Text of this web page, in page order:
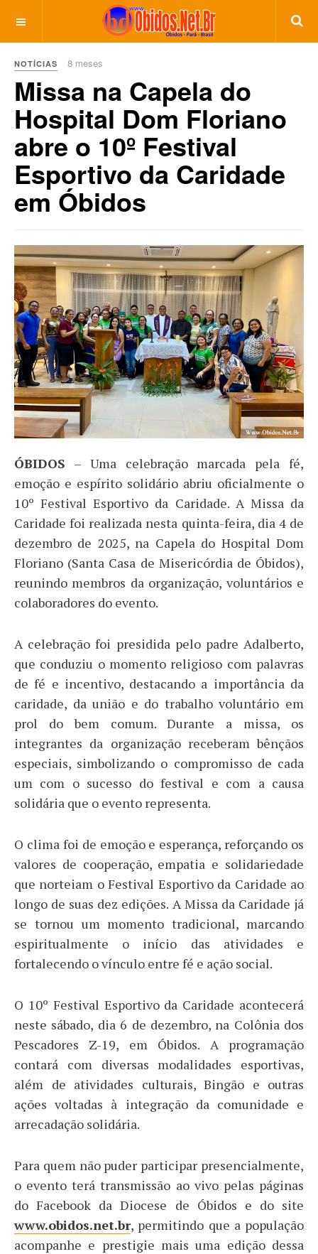
NOTÍCIAS 8 meses
Missa na Capela do
Hospital Dom Floriano
abre o 10º Festival
Esportivo da Caridade
em Óbidos
ÓBIDOS – Uma celebração marcada pela fé,
emoção e espírito solidário abriu oficialmente o
10º Festival Esportivo da Caridade. A Missa da
Caridade foi realizada nesta quinta-feira, dia 4 de
dezembro de 2025, na Capela do Hospital Dom
Floriano (Santa Casa de Misericórdia de Óbidos),
reunindo membros da organização, voluntários e
colaboradores do evento.
A celebração foi presidida pelo padre Adalberto,
que conduziu o momento religioso com palavras
de fé e incentivo, destacando a importância da
caridade, da união e do trabalho voluntário em
prol do bem comum. Durante a missa, os
integrantes da organização receberam bênçãos
especiais, simbolizando o compromisso de cada
um com o sucesso do festival e com a causa
solidária que o evento representa.
O clima foi de emoção e esperança, reforçando os
valores de cooperação, empatia e solidariedade
que norteiam o Festival Esportivo da Caridade ao
longo de suas dez edições. A Missa da Caridade já
se tornou um momento tradicional, marcando
espiritualmente o início das atividades e
fortalecendo o vínculo entre fé e ação social.
O 10º Festival Esportivo da Caridade acontecerá
neste sábado, dia 6 de dezembro, na Colônia dos
Pescadores Z-19, em Óbidos. A programação
contará com diversas modalidades esportivas,
além de atividades culturais, Bingão e outras
ações voltadas à integração da comunidade e
arrecadação solidária.
Para quem não puder participar presencialmente,
o evento terá transmissão ao vivo pelas páginas
do Facebook da Diocese de Óbidos e do site
www.obidos.net.br, permitindo que a população
acompanhe e prestigie mais uma edição dessa